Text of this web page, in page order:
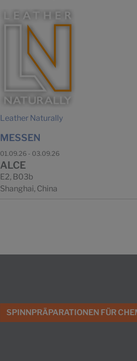
Leather Naturally
MESSEN
01.09.26 - 03.09.26
ALCE
E2, B03b
Shanghai, China
SPINNPRÄPARATIONEN FÜR